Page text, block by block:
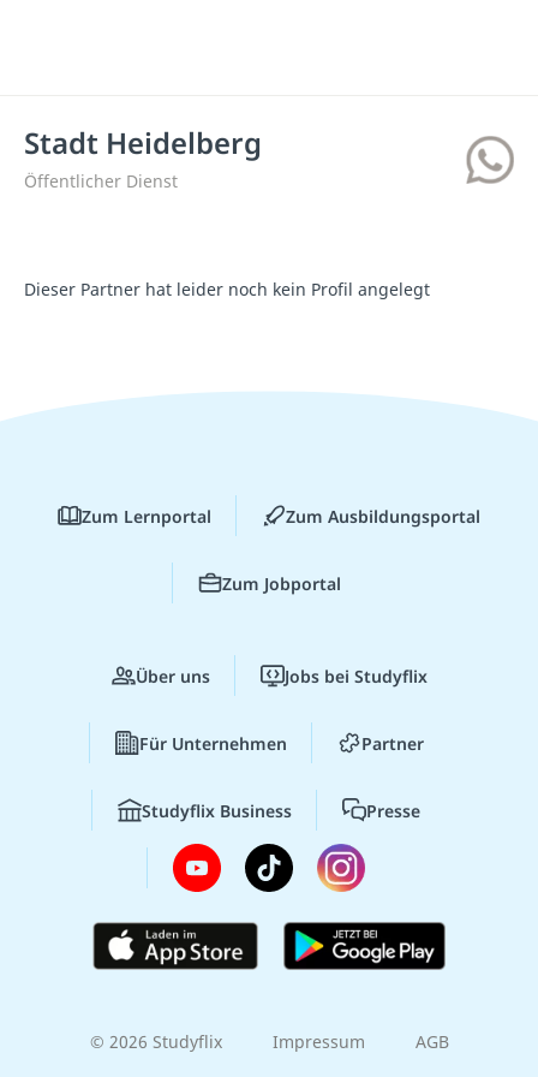
Stadt Heidelberg
Öffentlicher Dienst
Dieser Partner hat leider noch kein Profil angelegt
Zum Lernportal Zum Ausbildungsportal
Zum Jobportal
Über uns Jobs bei Studyflix
Für Unternehmen Partner
Studyflix Business Presse
© 2026 Studyflix Impressum AGB